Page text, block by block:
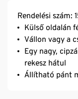
Rendelési szám:
Külső oldalán
Vállon vagy a
Egy nagy,
rekesz hátul
Állítható pánt